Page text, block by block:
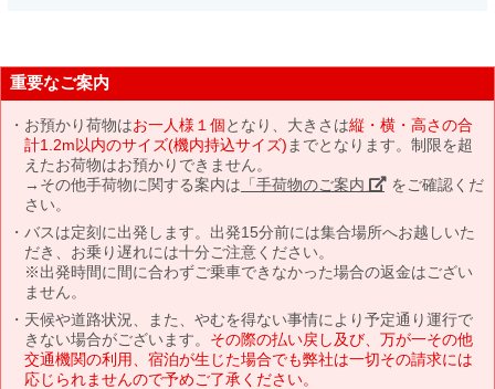
重要なご案内
お預かり荷物はお一人様１個となり、大きさは縦・横・高さの合
計1.2m以内のサイズ(機内持込サイズ) までとなります。制限を超
えたお荷物はお預かりできません。
→その他手荷物に関する案内は 「手荷物のご案内」 をご確認くだ
さい。
バスは定刻に出発します。出発15分前には集合場所へお越しいた
だき、お乗り遅れには十分ご注意ください。
※出発時間に間に合わずご乗車できなかった場合の返金はござい
ません。
天候や道路状況、また、やむを得ない事情により予定通り運行で
きない場合がございます。 その際の払い戻し及び、万が一その他
交通機関の利用、宿泊が生じた場合でも弊社は一切その請求には
応じられませんので予めご了承ください。